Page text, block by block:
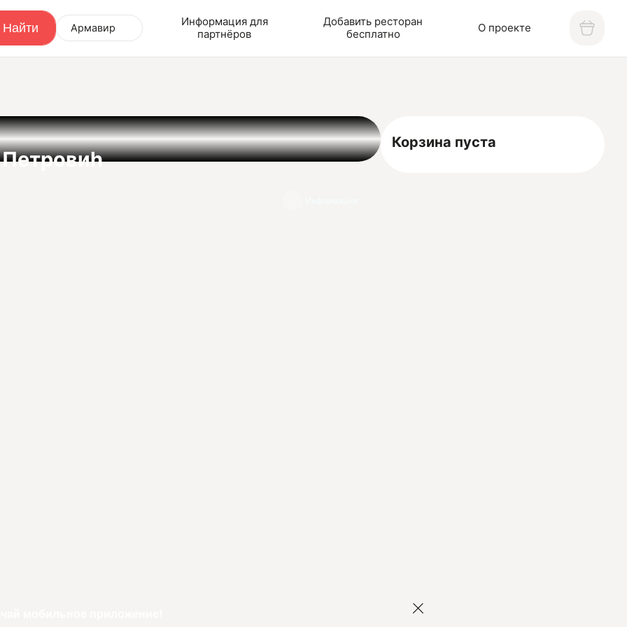
Армавир
Информация для
партнёров
Добавить ресторан
бесплатно
О проекте
Корзина пуста